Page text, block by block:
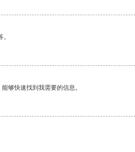
够快速找到我需要的信息。